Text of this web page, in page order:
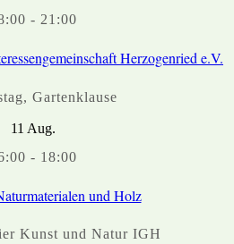
- 21:00
Herzogenried e.V.
, Gartenklause
11 Aug.
- 18:00
und Holz
Kunst und Natur IGH